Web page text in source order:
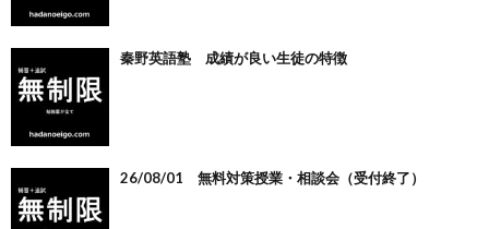
秦野英語塾 成績が良い生徒の特徴
26/08/01 無料対策授業・相談会（受付終了）